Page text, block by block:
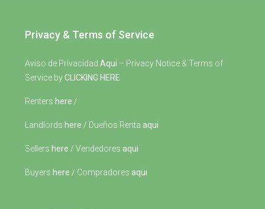
Privacy & Terms of Service
Aviso de Privacidad Aqui – Privacy Notice & Terms of
Service byCLICKING HERE
Renters here /
Landlords here / Dueños Renta aqui
Sellers here / Vendedores aqui
Buyers here / Compradores aqui